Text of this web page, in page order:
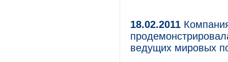
18.02.2011
ведущих мировых